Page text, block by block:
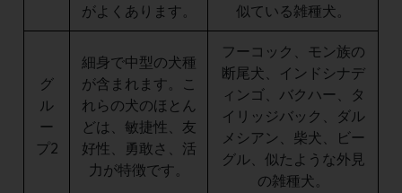
がよくあります。
似ている雑種犬。
グ
ル
ー
プ2
細身で中型の犬種
が含まれます。こ
れらの犬のほとん
どは、敏捷性、友
好性、勇敢さ、活
力が特徴です。
フーコック、モン族の
断尾犬、インドシナデ
ィンゴ、バクハー、タ
イリッジバック、ダル
メシアン、柴犬、ビー
グル、似たような外見
の雑種犬。